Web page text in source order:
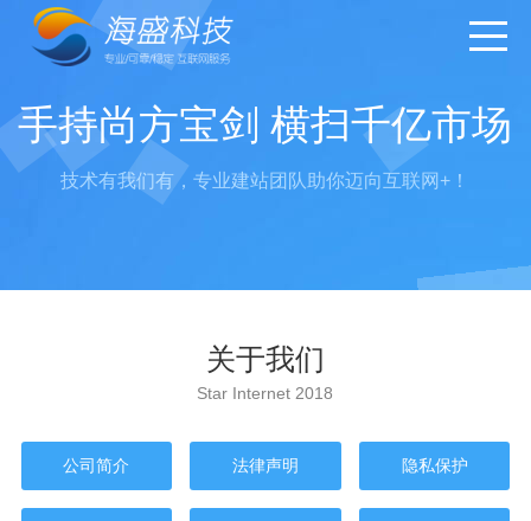
手持尚方宝剑 横扫千亿市场
技术有我们有，专业建站团队助你迈向互联网+！
关于我们
Star Internet 2018
公司简介 法律声明 隐私保护